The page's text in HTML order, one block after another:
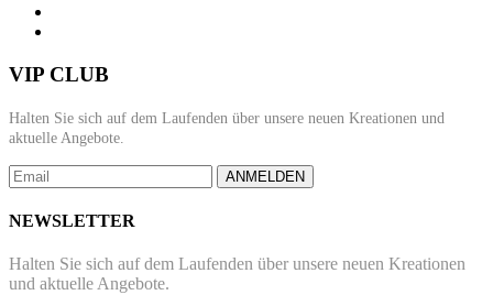
VIP CLUB
Halten Sie sich auf dem Laufenden über unsere neuen Kreationen und
aktuelle Angebote.
ANMELDEN
NEWSLETTER
Halten Sie sich auf dem Laufenden über unsere neuen Kreationen
und aktuelle Angebote.